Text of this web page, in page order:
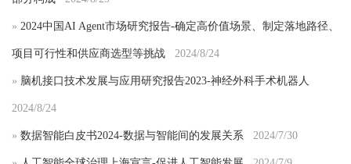
» 2024中国AI Agent市场研究报告-确定高价值场景、制定落地路径、
项目可行性和供应商选型等挑战 2024/8/24
» 脑机接口技术发展与应用研究报告2023-神经外科手术机器人
2024/8/24
» 数据智能白皮书2024-数据与智能间的发展关系 2024/7/30